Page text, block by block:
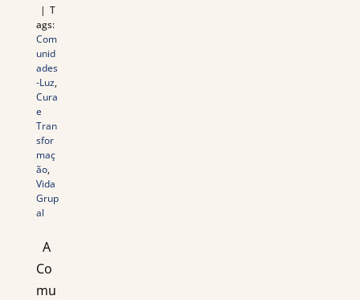
| T
ags:
Com
unid
ades
-Luz,
Cura
e
Tran
sfor
maç
ão,
Vida
Grup
al
A
Co
mu